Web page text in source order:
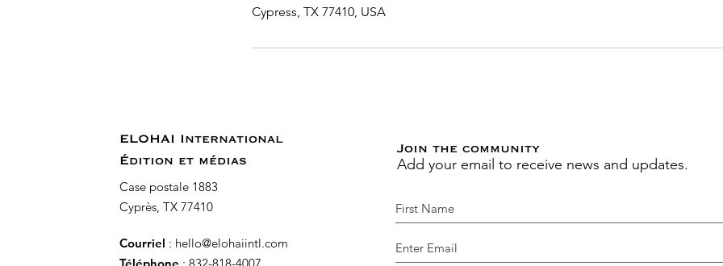
Cypress, TX 77410, USA
ELOHAI International
Édition et médias
Case postale 1883
Cyprès, TX 77410
Courriel : hello@elohaiintl.com
Join the community
Add your email to receive news and updates.